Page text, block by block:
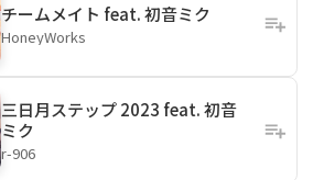
チームメイト feat. 初音ミク
HoneyWorks
三日月ステップ 2023 feat. 初音
ミク
r-906